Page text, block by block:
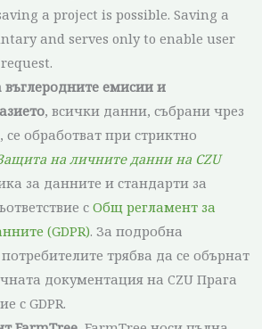
a project is possible. Saving a
and serves only to enable user
емисии и
, всички данни, събрани чрез
обработват при стриктно
на личните данни на CZU
за данните и стандарти за
с Общ регламент за
(GDPR). За подробна
трябва да се обърнат
документация на CZU Прага
с GDPR.